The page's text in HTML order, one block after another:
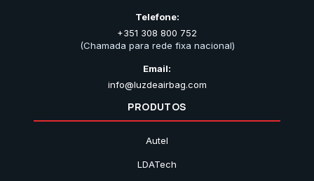
Telefone:
+351 308 800 752
(Chamada para rede fixa nacional)
Email:
info@luzdeairbag.com
PRODUTOS
Autel
LDATech